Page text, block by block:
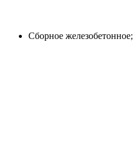
Сборное железобетонное;